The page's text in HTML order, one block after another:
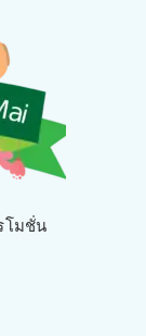
โมชั่น